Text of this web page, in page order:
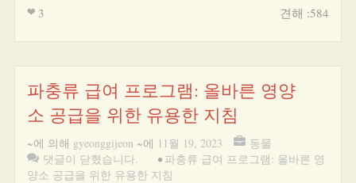
3 견해 :584
파충류 급여 프로그램: 올바른 영양
소 공급을 위한 유용한 지침
~에 의해 gyeonggijeon ~에 11월 19, 2023
동물
댓글이 닫혔습니다.
• 파충류 급여 프로그램: 올바른 영
양소 공급을 위한 유용한 지침